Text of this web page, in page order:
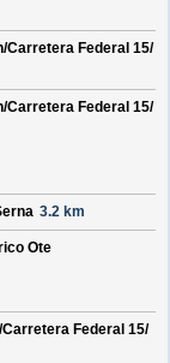
Carretera Federal 15/
Carretera Federal 15/
3.2 km
Ote
Carretera Federal 15/